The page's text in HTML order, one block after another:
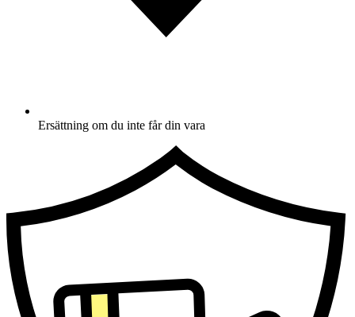
Ersättning om du inte får din vara